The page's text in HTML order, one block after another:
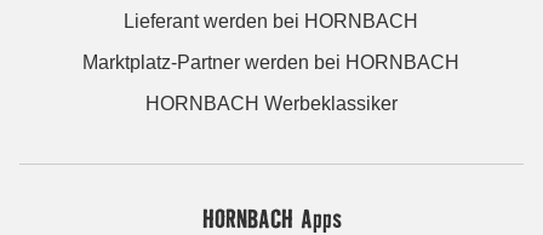
Lieferant werden bei HORNBACH
Marktplatz-Partner werden bei HORNBACH
HORNBACH Werbeklassiker
HORNBACH Apps